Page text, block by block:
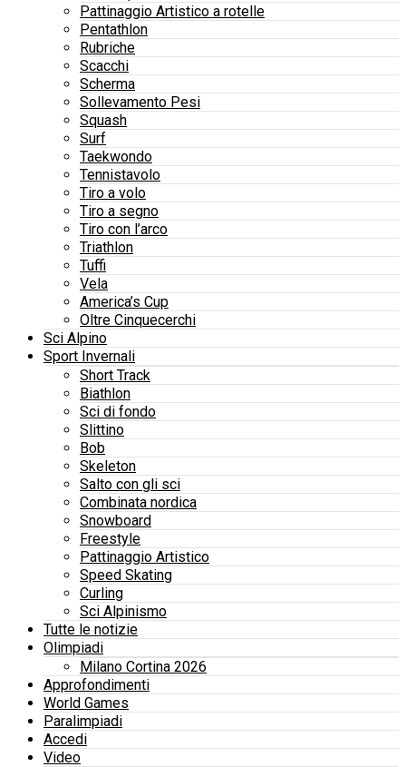
Pattinaggio Artistico a rotelle
Pentathlon
Rubriche
Scacchi
Scherma
Sollevamento Pesi
Squash
Surf
Taekwondo
Tennistavolo
Tiro a volo
Tiro a segno
Tiro con l’arco
Triathlon
Tuffi
Vela
America’s Cup
Oltre Cinquecerchi
Sci Alpino
Sport Invernali
Short Track
Biathlon
Sci di fondo
Slittino
Bob
Skeleton
Salto con gli sci
Combinata nordica
Snowboard
Freestyle
Pattinaggio Artistico
Speed Skating
Curling
Sci Alpinismo
Tutte le notizie
Olimpiadi
Milano Cortina 2026
Approfondimenti
World Games
Paralimpiadi
Accedi
Video